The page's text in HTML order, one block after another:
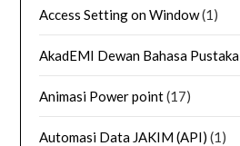
Access Setting on Window(1)
AkadEMI Dewan Bahasa Pustaka
Animasi Power point(17)
Automasi Data JAKIM (API) (1)